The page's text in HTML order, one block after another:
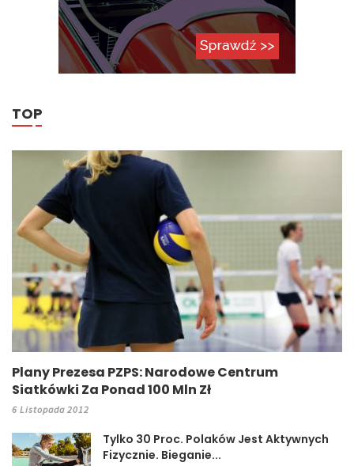
TOP
Plany Prezesa PZPS: Narodowe Centrum
Siatkówki Za Ponad 100 Mln Zł
6 Listopada 2012
Tylko 30 Proc. Polaków Jest Aktywnych
Fizycznie. Bieganie...